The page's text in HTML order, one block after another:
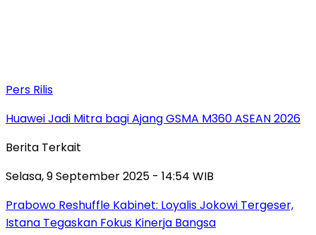
Pers Rilis
Huawei Jadi Mitra bagi Ajang GSMA M360 ASEAN 2026
Berita Terkait
Selasa, 9 September 2025 - 14:54 WIB
Prabowo Reshuffle Kabinet: Loyalis Jokowi Tergeser,
Istana Tegaskan Fokus Kinerja Bangsa